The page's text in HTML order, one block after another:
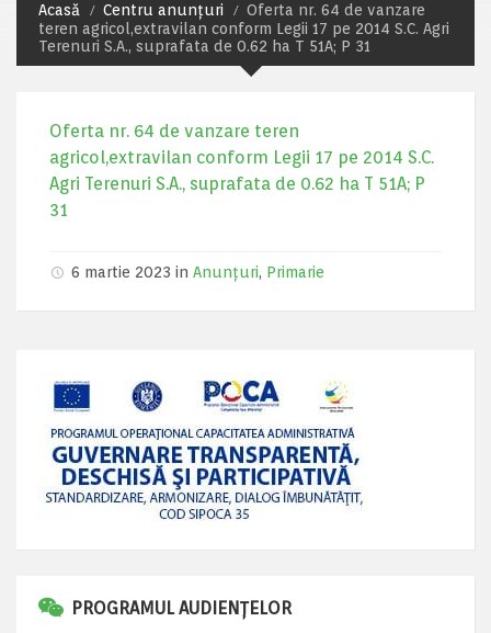
Acasă Centru anunțuri
Oferta nr. 64 de vanzare
teren agricol,extravilan conform Legii 17 pe 2014 S.C. Agri
Terenuri S.A., suprafata de 0.62 ha T 51A; P 31
Oferta nr. 64 de vanzare teren
agricol,extravilan conform Legii 17 pe 2014 S.C.
Agri Terenuri S.A., suprafata de 0.62 ha T 51A; P
31
6 martie 2023 in Anunțuri, Primarie
PROGRAMUL AUDIENȚELOR